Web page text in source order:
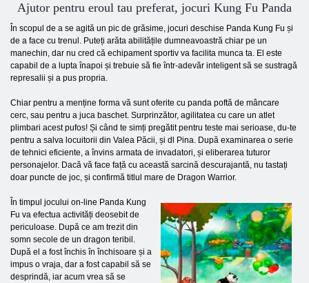
Ajutor pentru eroul tau preferat, jocuri Kung Fu Panda
În scopul de a se agită un pic de grăsime, jocuri deschise Panda Kung Fu și
de a face cu trenul. Puteți arăta abilitățile dumneavoastră chiar pe un
manechin, dar nu cred că echipament sportiv va facilita munca ta. El este
capabil de a lupta înapoi și trebuie să fie într-adevăr inteligent să se sustragă
represalii și a pus propria.
Chiar pentru a menține forma vă sunt oferite cu panda poftă de mâncare
cerc, sau pentru a juca baschet. Surprinzător, agilitatea cu care un atlet
plimbari acest pufos! Și când te simți pregătit pentru teste mai serioase, du-te
pentru a salva locuitorii din Valea Păcii, și dl Pina. După examinarea o serie
de tehnici eficiente, a învins armata de invadatori, și eliberarea tuturor
personajelor. Dacă vă face față cu această sarcină descurajantă, nu tastați
doar puncte de joc, și confirmă titlul mare de Dragon Warrior.
În timpul jocului on-line Panda Kung
Fu va efectua activități deosebit de
periculoase. După ce am trezit din
somn secole de un dragon teribil.
După el a fost închis în închisoare și a
impus o vraja, dar a fost capabil să se
desprindă, iar acum vrea să se